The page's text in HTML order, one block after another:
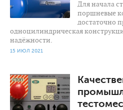
Для начала
поршневые
достаточно
одноцилиндрическая
надёжности.
15 ИЮЛ 2021